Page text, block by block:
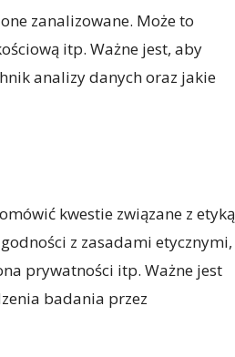
zanalizowane. Może to
itp. Ważne jest, aby
analizy danych oraz jakie
kwestie związane z etyką
z zasadami etycznymi,
prywatności itp. Ważne jest
badania przez